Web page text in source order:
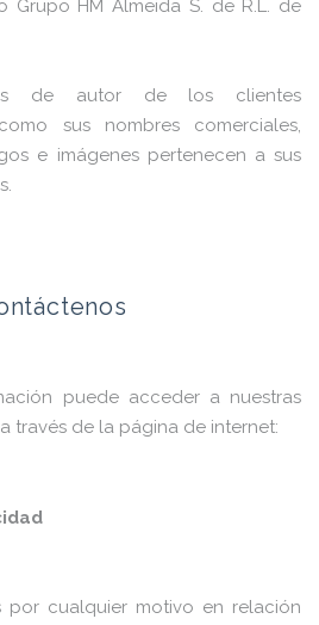
Grupo HM Almeida S. de R.L. de
de autor de los clientes
sus nombres comerciales,
e imágenes pertenecen a sus
puede acceder a nuestras
través de la página de internet:
por cualquier motivo en relación